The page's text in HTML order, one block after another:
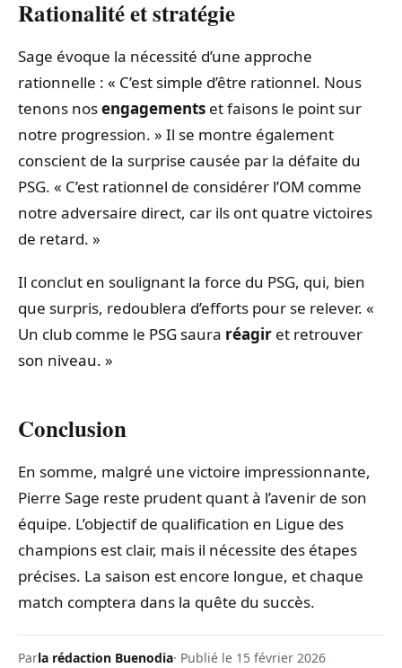
Rationalité et stratégie
Sage évoque la nécessité d’une approche
rationnelle : « C’est simple d’être rationnel. Nous
tenons nosengagements et faisons le point sur
notre progression. » Il se montre également
conscient de la surprise causée par la défaite du
PSG. « C’est rationnel de considérer l’OM comme
notre adversaire direct, car ils ont quatre victoires
de retard. »
Il conclut en soulignant la force du PSG, qui, bien
que surpris, redoublera d’efforts pour se relever. «
Un club comme le PSG saura réagir et retrouver
son niveau. »
Conclusion
En somme, malgré une victoire impressionnante,
Pierre Sage reste prudent quant à l’avenir de son
équipe. L’objectif de qualification en Ligue des
champions est clair, mais il nécessite des étapes
précises. La saison est encore longue, et chaque
match comptera dans la quête du succès.
Parla rédaction Buenodia· Publié le 15 février 2026